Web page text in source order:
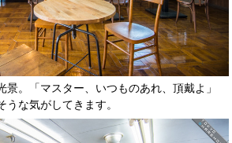
景。「マスター、いつものあれ、頂戴よ」
な気がしてきます。